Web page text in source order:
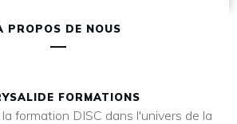
PROPOS DE NOUS
FORMATIONS
formation DISC dans l'univers de la